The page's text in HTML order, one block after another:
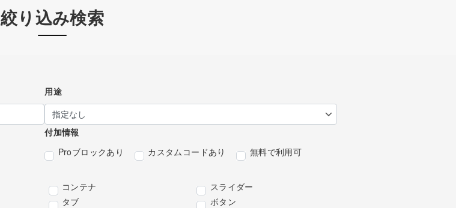
絞り込み検索
用途
付加情報
Proブロックあり
カスタムコードあり
無料で利用可
コンテナ
スライダー
タブ
ボタン